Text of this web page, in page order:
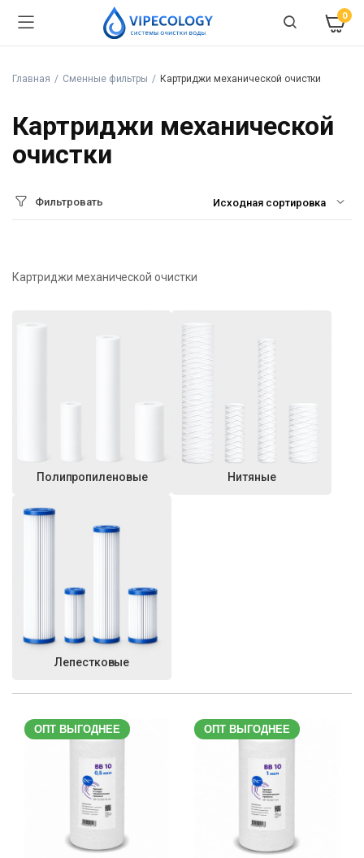
0
Главная Сменные фильтры Картриджи механической очистки
Картриджи механической
очистки
Фильтровать
Картриджи механической очистки
Полипропиленовые Нитяные
Лепестковые
ОПТ ВЫГОДНЕЕ ОПТ ВЫГОДНЕЕ